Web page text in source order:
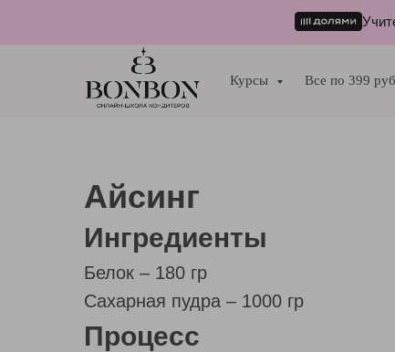
Курсы Все по 399 руб
Айсинг
Ингредиенты
Белок – 180 гр
Сахарная пудра – 1000 гр
Процесс